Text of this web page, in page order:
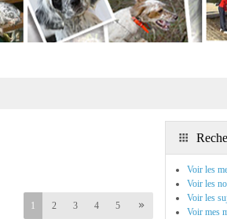
1 2 3 4 5
Voir les
Voir les
Voir les
Voir mes